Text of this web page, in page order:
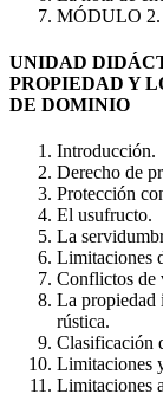
MÓDULO
UNIDAD
PROPIEDAD Y
DE DOMINIO
Introducción.
Derecho de
Protección
El usufructo.
La
Limitaciones
Conflictos de
La propiedad
rústica.
Clasificación
Limitaciones
Limitaciones